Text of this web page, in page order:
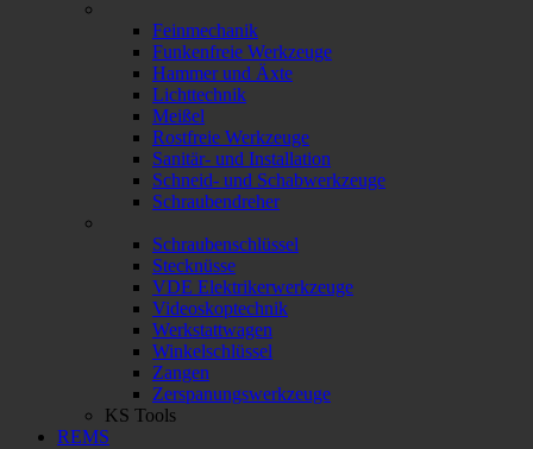
Feinmechanik
Funkenfreie Werkzeuge
Hammer und Äxte
Lichttechnik
Meißel
Rostfreie Werkzeuge
Sanitär- und Installation
Schneid- und Schabwerkzeuge
Schraubendreher
Schraubenschlüssel
Stecknüsse
VDE Elektrikerwerkzeuge
Videoskoptechnik
Werkstattwagen
Winkelschlüssel
Zangen
Zerspanungswerkzeuge
KS Tools
REMS